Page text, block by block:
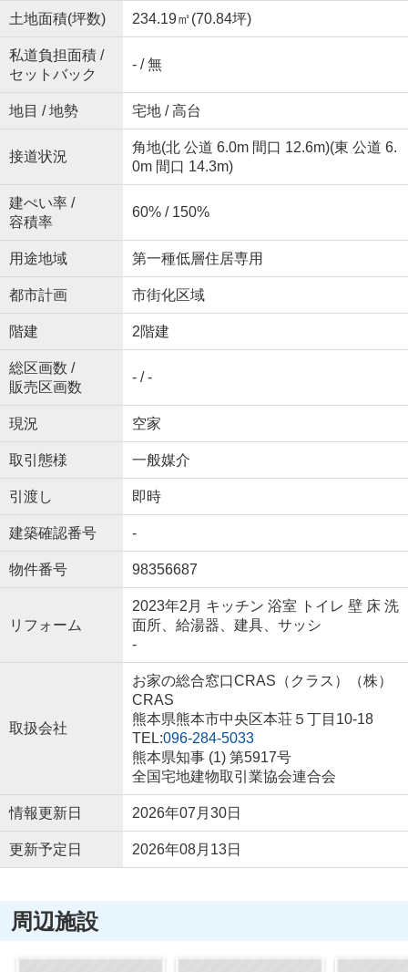
土地面積(坪数) 234.19㎡(70.84坪)
私道負担面積 /
セットバック
- / 無
地目 / 地勢 宅地 / 高台
接道状況
角地(北 公道 6.0m 間口 12.6m)(東 公道 6.
0m 間口 14.3m)
建ぺい率 /
容積率
60% / 150%
用途地域 第一種低層住居専用
都市計画 市街化区域
階建 2階建
総区画数 /
販売区画数
- / -
現況 空家
取引態様 一般媒介
引渡し 即時
建築確認番号 -
物件番号 98356687
リフォーム
2023年2月 キッチン 浴室 トイレ 壁 床 洗
面所、給湯器、建具、サッシ
-
取扱会社
お家の総合窓口CRAS（クラス）（株）
CRAS
熊本県熊本市中央区本荘５丁目10-18
TEL:096-284-5033
熊本県知事 (1) 第5917号
全国宅地建物取引業協会連合会
情報更新日 2026年07月30日
更新予定日 2026年08月13日
周辺施設